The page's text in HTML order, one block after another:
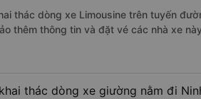
thác dòng xe Limousine trên tuyến
thêm thông tin và đặt vé các nhà xe
thác dòng xe giường nằm đi